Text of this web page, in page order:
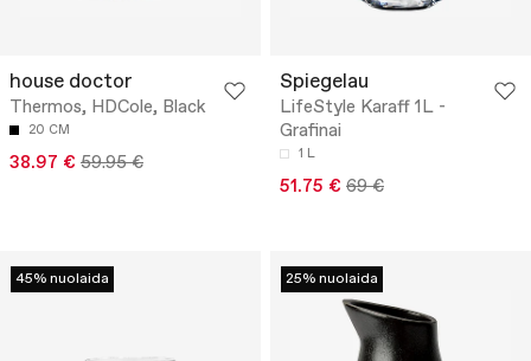
house doctor
Thermos, HDCole, Black
20 CM
38.97 € 59.95 €
Spiegelau
LifeStyle Karaff 1L -
Grafinai
1 L
51.75 € 69 €
45% nuolaida 25% nuolaida